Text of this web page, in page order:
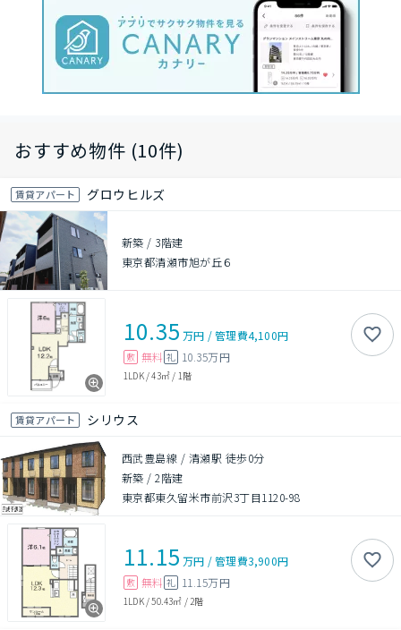
おすすめ物件 (10件)
賃貸アパート グロウヒルズ
新築 / 3階建
東京都清瀬市旭が丘６
10.35 万円 /管理費4,100円
敷 無料 礼 10.35万円
1LDK/43㎡ / 1階
賃貸アパート シリウス
西武豊島線 / 清瀬駅 徒歩0分
新築 /2階建
東京都東久留米市前沢3丁目1120-98
11.15 万円 /管理費3,900円
敷 無料 礼 11.15万円
1LDK/50.43㎡ / 2階